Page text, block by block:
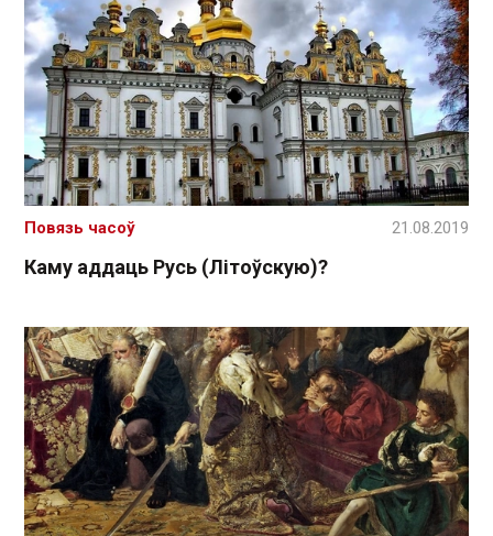
Каму аддаць Русь (Літоўскую)?
Повязь часоў 21.08.2019